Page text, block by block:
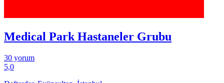
Medical Park Hastaneler Grubu
30 yorum
5,0